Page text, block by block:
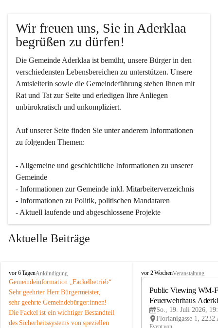
Wir freuen uns, Sie in Aderklaa
begrüßen zu dürfen!
Die Gemeinde Aderklaa ist bemüht, unsere Bürger in den
verschiedensten Lebensbereichen zu unterstützen. Unsere
Amtsleiterin sowie die Gemeindeführung stehen Ihnen mit
Rat und Tat zur Seite und erledigen Ihre Anliegen
unbürokratisch und unkompliziert.
Auf unserer Seite finden Sie un­ter an­de­rem Informationen
zu folgenden Themen:
- Allgemeine und geschichtliche Informationen zu unserer
Gemeinde
- Informationen zur Gemeinde inkl. Mitarbeiterverzeichnis
- Informationen zu Politik, politischen Mandataren
- Aktuell laufende und abgeschlossene Projekte
Aktuelle Beiträge
A
d
e
r
k
l
a
vor 6 TagenAnkündigung
Gemeindeinformation „Fackelbetrieb“
Sehr geehrter Herr Bürgermeister,
sehr geehrte Gemeindebürger:innen!
Die Fackel ist ein wichtiger Bestandteil
des Sicherheitssystems von speziellen
A
vor 2 WochenVeranstaltung
Public Viewing WM-
Feuerwehrhaus
So., 19. Juli 2026,
Event von